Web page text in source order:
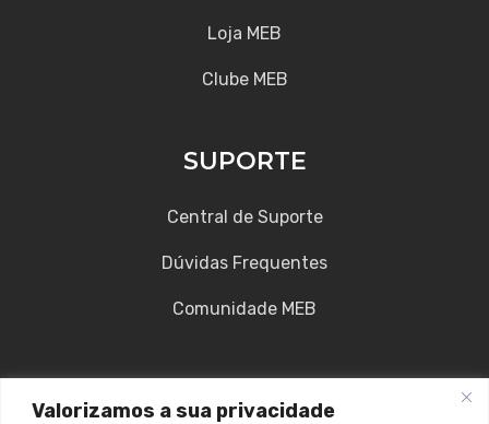
Valorizamos a sua privacidade
Loja MEB
Clube MEB
SUPORTE
Central de Suporte
Dúvidas Frequentes
Comunidade MEB